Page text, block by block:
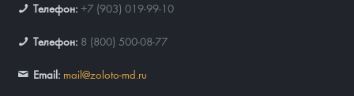
Телефон: +7 (903) 019-99-10
Телефон: 8 (800) 500-08-77
Email: mail@zoloto-md.ru